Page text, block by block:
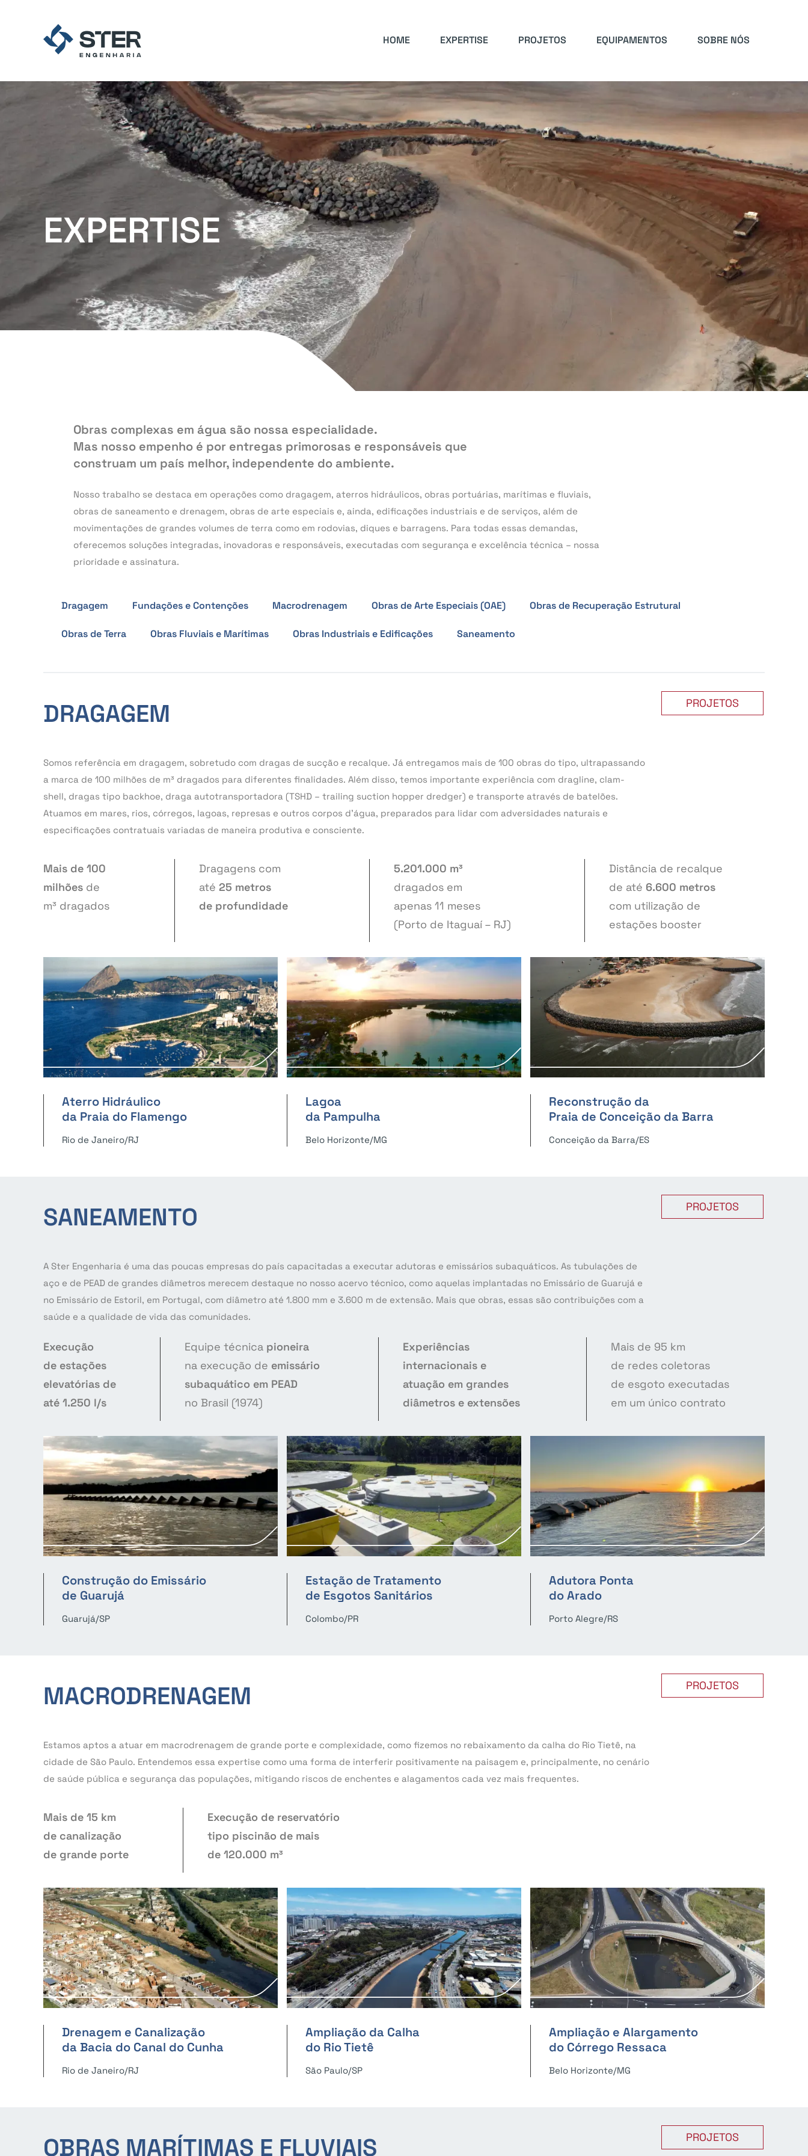
HOME EXPERTISE PROJETOS EQUIPAMENTOS SOBRE NÓS
EXPERTISE
Obras complexas em água são nossa especialidade.
Mas nosso empenho é por entregas primorosas e responsáveis que
construam um país melhor, independente do ambiente.
Nosso trabalho se destaca em operações como dragagem, aterros hidráulicos, obras portuárias, marítimas e fluviais,
obras de saneamento e drenagem, obras de arte especiais e, ainda, edificações industriais e de serviços, além de
movimentações de grandes volumes de terra como em rodovias, diques e barragens. Para todas essas demandas,
oferecemos soluções integradas, inovadoras e responsáveis, executadas com segurança e excelência técnica – nossa
prioridade e assinatura.
Dragagem Fundações e Contenções Macrodrenagem Obras de Arte Especiais (OAE) Obras de Recuperação Estrutural
Obras de Terra Obras Fluviais e Marítimas Obras Industriais e Edificações Saneamento
DRAGAGEM PROJETOS
Somos referência em dragagem, sobretudo com dragas de sucção e recalque. Já entregamos mais de 100 obras do tipo, ultrapassando
a marca de 100 milhões de m³ dragados para diferentes finalidades. Além disso, temos importante experiência com dragline, clam-
shell, dragas tipo backhoe, draga autotransportadora (TSHD – trailing suction hopper dredger) e transporte através de batelões.
Atuamos em mares, rios, córregos, lagoas, represas e outros corpos d’água, preparados para lidar com adversidades naturais e
especificações contratuais variadas de maneira produtiva e consciente.
Mais de 100
milhões de
m³ dragados
Dragagens com
até 25 metros
de profundidade
5.201.000 m³
dragados em
apenas 11 meses
(Porto de Itaguaí – RJ)
Distância de recalque
de até 6.600 metros
com utilização de
estações booster
Aterro Hidráulico
da Praia do Flamengo
Rio de Janeiro/RJ
Lagoa
da Pampulha
Belo Horizonte/MG
Reconstrução da
Praia de Conceição da Barra
Conceição da Barra/ES
SANEAMENTO PROJETOS
A Ster Engenharia é uma das poucas empresas do país capacitadas a executar adutoras e emissários subaquáticos. As tubulações de
aço e de PEAD de grandes diâmetros merecem destaque no nosso acervo técnico, como aquelas implantadas no Emissário de Guarujá e
no Emissário de Estoril, em Portugal, com diâmetro até 1.800 mm e 3.600 m de extensão. Mais que obras, essas são contribuições com a
saúde e a qualidade de vida das comunidades.
Execução
de estações
elevatórias de
até 1.250 l/s
Equipe técnica pioneira
na execução de emissário
subaquático em PEAD
no Brasil (1974)
Experiências
internacionais e
atuação em grandes
diâmetros e extensões
Mais de 95 km
de redes coletoras
de esgoto executadas
em um único contrato
Construção do Emissário
de Guarujá
Guarujá/SP
Estação de Tratamento
de Esgotos Sanitários
Colombo/PR
Adutora Ponta
do Arado
Porto Alegre/RS
MACRODRENAGEM PROJETOS
Estamos aptos a atuar em macrodrenagem de grande porte e complexidade, como fizemos no rebaixamento da calha do Rio Tietê, na
cidade de São Paulo. Entendemos essa expertise como uma forma de interferir positivamente na paisagem e, principalmente, no cenário
de saúde pública e segurança das populações, mitigando riscos de enchentes e alagamentos cada vez mais frequentes.
Mais de 15 km
de canalização
de grande porte
Execução de reservatório
tipo piscinão de mais
de 120.000 m³
Drenagem e Canalização
da Bacia do Canal do Cunha
Rio de Janeiro/RJ
Ampliação da Calha
do Rio Tietê
São Paulo/SP
Ampliação e Alargamento
do Córrego Ressaca
Belo Horizonte/MG
OBRAS MARÍTIMAS E FLUVIAIS PROJETOS